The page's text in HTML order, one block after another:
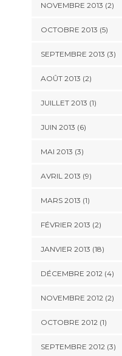
NOVEMBRE 2013 (2)
OCTOBRE 2013 (5)
SEPTEMBRE 2013 (3)
AOÛT 2013 (2)
JUILLET 2013 (1)
JUIN 2013 (6)
MAI 2013 (3)
AVRIL 2013 (9)
MARS 2013 (1)
FÉVRIER 2013 (2)
JANVIER 2013 (18)
DÉCEMBRE 2012 (4)
NOVEMBRE 2012 (2)
OCTOBRE 2012 (1)
SEPTEMBRE 2012 (3)